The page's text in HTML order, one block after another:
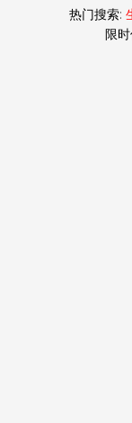
热门搜索:
限时